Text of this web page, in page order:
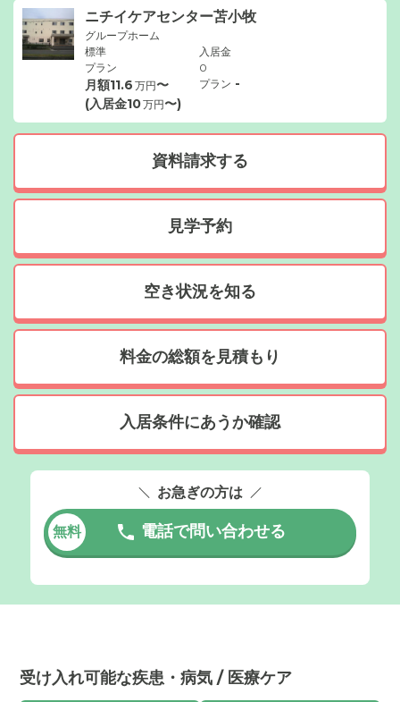
ニチイケアセンター苫小牧
グループホーム
標準
プラン
月額11.6 万円〜
(入居金10万円〜)
入居金
0
プラン -
資料請求する
見学予約
空き状況を知る
料金の総額を見積もり
入居条件にあうか確認
お急ぎの方は
無料 電話で問い合わせる
受け入れ可能な疾患・病気 / 医療ケア